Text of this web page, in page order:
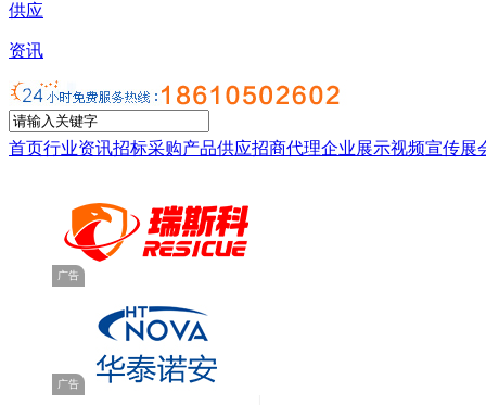
供应
资讯
首页行业资讯招标采购产品供应招商代理企业展示视频宣传展
广告
广告